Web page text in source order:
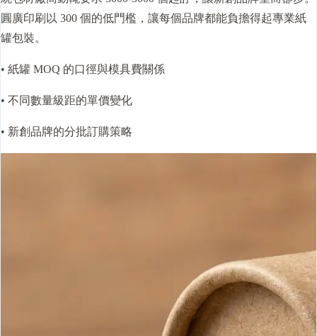
圓廣印刷以 300 個的低門檻，讓每個品牌都能負擔得起專業紙
罐包裝。
• 紙罐 MOQ 的口徑與模具費關係
• 不同數量級距的單價變化
• 新創品牌的分批訂購策略